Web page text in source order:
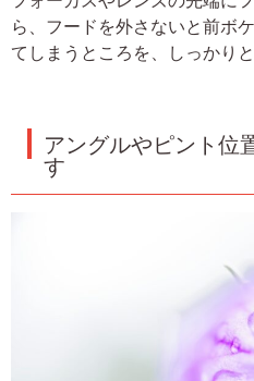
ら、フードを外さないと前ボ
てしまうところを、しっかりと
アングルやピント位
す